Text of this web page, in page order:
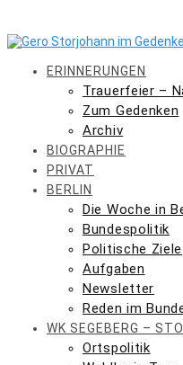
content
ERINNERUNGEN
Trauerfeier –
Zum Gedenken
Archiv
BIOGRAPHIE
PRIVAT
BERLIN
Die Woche in
Bundespolitik
Politische Ziele
Aufgaben
Newsletter
Reden im
WK SEGEBERG –
Ortspolitik